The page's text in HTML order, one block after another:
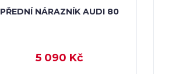
PŘEDNÍ NÁRAZNÍK AUDI 80
5 090 Kč